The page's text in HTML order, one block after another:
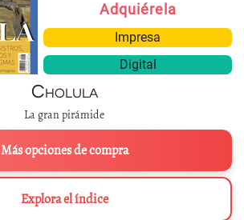
Adquiérela
Impresa
Digital
Cholula
La gran pirámide
Más opciones de compra
Explora el índice